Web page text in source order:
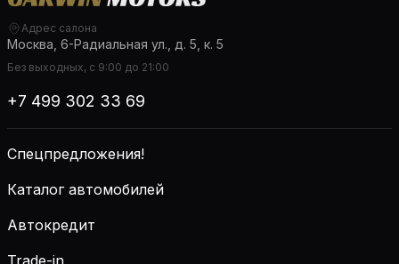
Адрес салона
Москва, 6-Радиальная ул., д. 5, к. 5
Без выходных, с 9:00 до 21:00
+7 499 302 33 69
Спецпредложения!
Каталог автомобилей
Автокредит